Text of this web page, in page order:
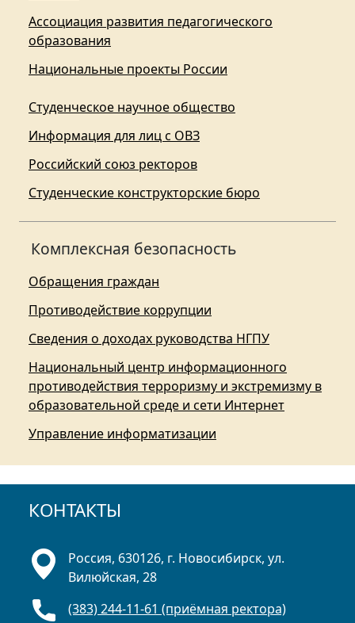
Ассоциация развития педагогического
образования
Национальные проекты России
Студенческое научное общество
Информация для лиц с ОВЗ
Российский союз ректоров
Студенческие конструкторские бюро
Комплексная безопасность
Обращения граждан
Противодействие коррупции
Сведения о доходах руководства НГПУ
Национальный центр информационного
противодействия терроризму и экстремизму в
образовательной среде и сети Интернет
Управление информатизации
КОНТАКТЫ
Россия, 630126, г. Новосибирск, ул.
Вилюйская, 28
(383) 244-11-61 (приёмная ректора)